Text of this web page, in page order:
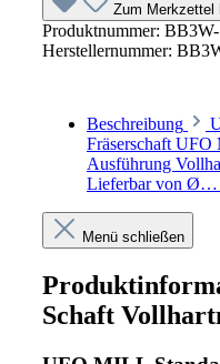
Zum Merkzettel
Produktnummer:
Herstellernummer:
Beschreibung
Fräserschaft UFO
Ausführung
Lieferbar von Ø…
Menü schließen
Schaft